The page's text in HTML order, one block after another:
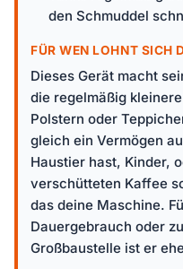
den Schmuddel
FÜR WEN LOHNT SICH
Dieses Gerät macht
die regelmäßig
Polstern oder
gleich ein Vermögen
Haustier hast, Kinder,
verschütteten Kaffee
das deine Maschine.
Dauergebrauch oder
Großbaustelle ist er